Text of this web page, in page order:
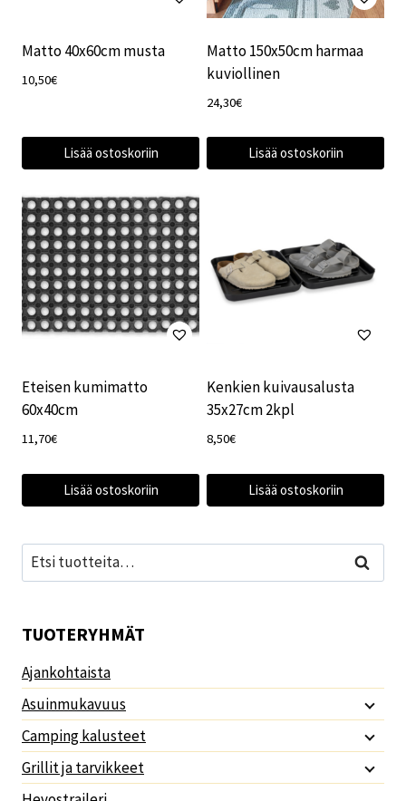
Matto 40x60cm musta
10,50€
Lisää ostoskoriin
Matto 150x50cm harmaa
kuviollinen
24,30€
Lisää ostoskoriin
Eteisen kumimatto
60x40cm
11,70€
Lisää ostoskoriin
Kenkien kuivausalusta
35x27cm 2kpl
8,50€
Lisää ostoskoriin
Etsi: Haku
TUOTERYHMÄT
Ajankohtaista
Asuinmukavuus
Camping kalusteet
Grillit ja tarvikkeet